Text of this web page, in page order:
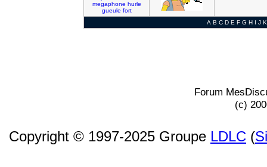
megaphone hurle
gueule fort
A B C D E F G H I J K
Forum
(c)
Copyright © 1997-2025 Groupe LDLC (